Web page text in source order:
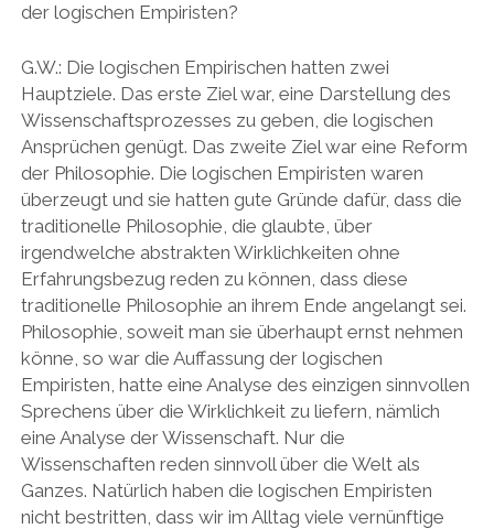
der logischen Empiristen?
G.W.: Die logischen Empirischen hatten zwei
Hauptziele. Das erste Ziel war, eine Darstellung des
Wissenschaftsprozesses zu geben, die logischen
Ansprüchen genügt. Das zweite Ziel war eine Reform
der Philosophie. Die logischen Empiristen waren
überzeugt und sie hatten gute Gründe dafür, dass die
traditionelle Philosophie, die glaubte, über
irgendwelche abstrakten Wirklichkeiten ohne
Erfahrungsbezug reden zu können, dass diese
traditionelle Philosophie an ihrem Ende angelangt sei.
Philosophie, soweit man sie überhaupt ernst nehmen
könne, so war die Auffassung der logischen
Empiristen, hatte eine Analyse des einzigen sinnvollen
Sprechens über die Wirklichkeit zu liefern, nämlich
eine Analyse der Wissenschaft. Nur die
Wissenschaften reden sinnvoll über die Welt als
Ganzes. Natürlich haben die logischen Empiristen
nicht bestritten, dass wir im Alltag viele vernünftige